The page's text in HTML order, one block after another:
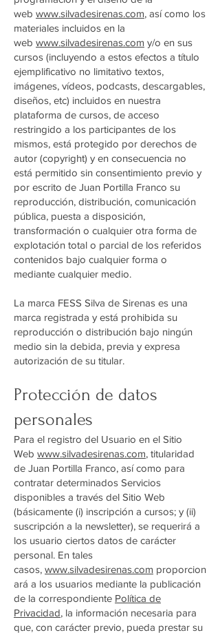
web www.silvadesirenas.com, así como los
materiales incluidos en la
web www.silvadesirenas.com y/o en sus
cursos (incluyendo a estos efectos a título
ejemplificativo no limitativo textos,
imágenes, vídeos, podcasts, descargables,
diseños, etc) incluidos en nuestra
plataforma de cursos, de acceso
restringido a los participantes de los
mismos, está protegido por derechos de
autor (copyright) y en consecuencia no
está permitido sin consentimiento previo y
por escrito de Juan Portilla Franco su
reproducción, distribución, comunicación
pública, puesta a disposición,
transformación o cualquier otra forma de
explotación total o parcial de los referidos
contenidos bajo cualquier forma o
mediante cualquier medio.
La marca FESS Silva de Sirenas es una
marca registrada y está prohibida su
reproducción o distribución bajo ningún
medio sin la debida, previa y expresa
autorización de su titular.
Protección de datos
personales
Para el registro del Usuario en el Sitio
Web www.silvadesirenas.com, titularidad
de Juan Portilla Franco, así como para
contratar determinados Servicios
disponibles a través del Sitio Web
(básicamente (i) inscripción a cursos; y (ii)
suscripción a la newsletter), se requerirá a
los usuario ciertos datos de carácter
personal. En tales
casos, www.silvadesirenas.com proporcion
ará a los usuarios mediante la publicación
de la correspondiente Política de
Privacidad, la información necesaria para
que, con carácter previo, pueda prestar su